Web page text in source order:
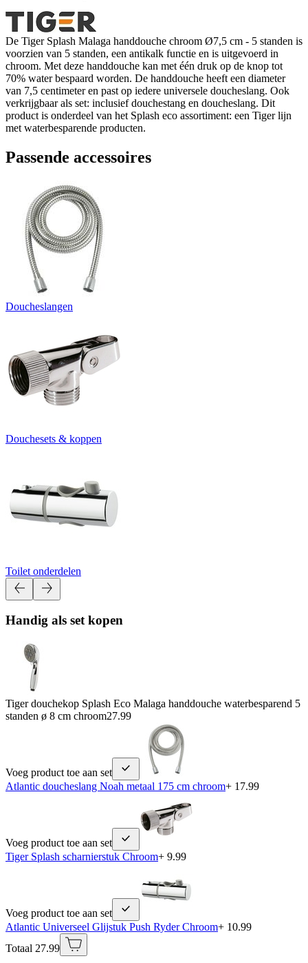
De Tiger Splash Malaga handdouche chroom Ø7,5 cm - 5 standen is
voorzien van 5 standen, een antikalk functie en is uitgevoerd in
chroom. Met deze handdouche kan met één druk op de knop tot
70% water bespaard worden. De handdouche heeft een diameter
van 7,5 centimeter en past op iedere universele doucheslang. Ook
verkrijgbaar als set: inclusief douchestang en doucheslang. Dit
product is onderdeel van het Splash eco assortiment: een Tiger lijn
met waterbesparende producten.
Passende accessoires
Doucheslangen
Douchesets & koppen
Toilet onderdelen
Handig als set kopen
Tiger douchekop Splash Eco Malaga handdouche waterbesparend 5
standen ø 8 cm chroom27.99
Voeg product toe aan set
Atlantic doucheslang Noah metaal 175 cm chroom+ 17.99
Voeg product toe aan set
Tiger Splash scharnierstuk Chroom+ 9.99
Voeg product toe aan set
Atlantic Universeel Glijstuk Push Ryder Chroom+ 10.99
Totaal 27.99